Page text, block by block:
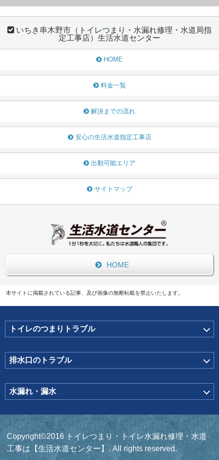
いちき串木野市（トイレつまり・水漏れ修理・水道局指
定工事店）生活水道センター
HOME
料金一覧
解決までの流れ
安心の生活水道指定工事店
出動可能エリア
サイトマップ
HOME
本サイトに掲載されている記事、及び画像の無断転載を禁止いたします。
トイレのつまりトラブル
排水口のトラブル
水漏れ・漏水
Copyright©2016 トイレつまり・トイレ水漏れ修理・水道
工事は【生活水道センター】. All rights reserved.